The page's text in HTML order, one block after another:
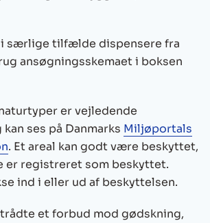
i særlige tilfælde dispensere fra
ansøgningsskemaet i boksen
er vejledende
ses på Danmarks Miljøportals
. Et areal kan godt være beskyttet,
er registreret som beskyttet.
ind i eller ud af beskyttelsen.
trådte et forbud mod gødskning,